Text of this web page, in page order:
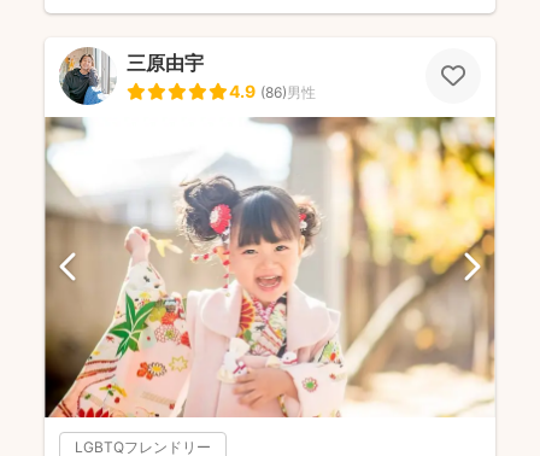
三原由宇
4.9 (86)男性
LGBTQフレンドリー